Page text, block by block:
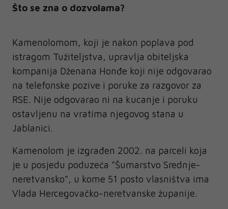
Što se zna o dozvolama?
Kamenolomom, koji je nakon poplava pod
istragom Tužiteljstva, upravlja obiteljska
kompanija Dženana Honđe koji nije odgovarao
na telefonske pozive i poruke za razgovor za
RSE. Nije odgovarao ni na kucanje i poruku
ostavljenu na vratima njegovog stana u
Jablanici.
Kamenolom je izgrađen 2002. na parceli koja
je u posjedu poduzeća "Šumarstvo Srednje-
neretvansko", u kome 51 posto vlasništva ima
Vlada Hercegovačko-neretvanske županije.